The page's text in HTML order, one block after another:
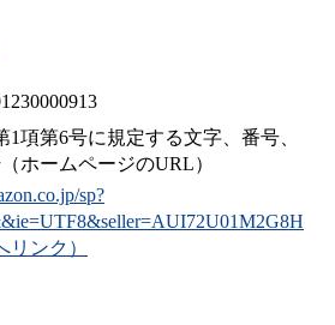
1項第6号に規定する文字、番号、
ホームページのURL）
sp?
リンク）